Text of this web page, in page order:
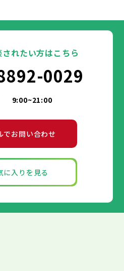
れたい方はこちら
0029
9:00~21:00
でお問い合わせ
に入りを見る